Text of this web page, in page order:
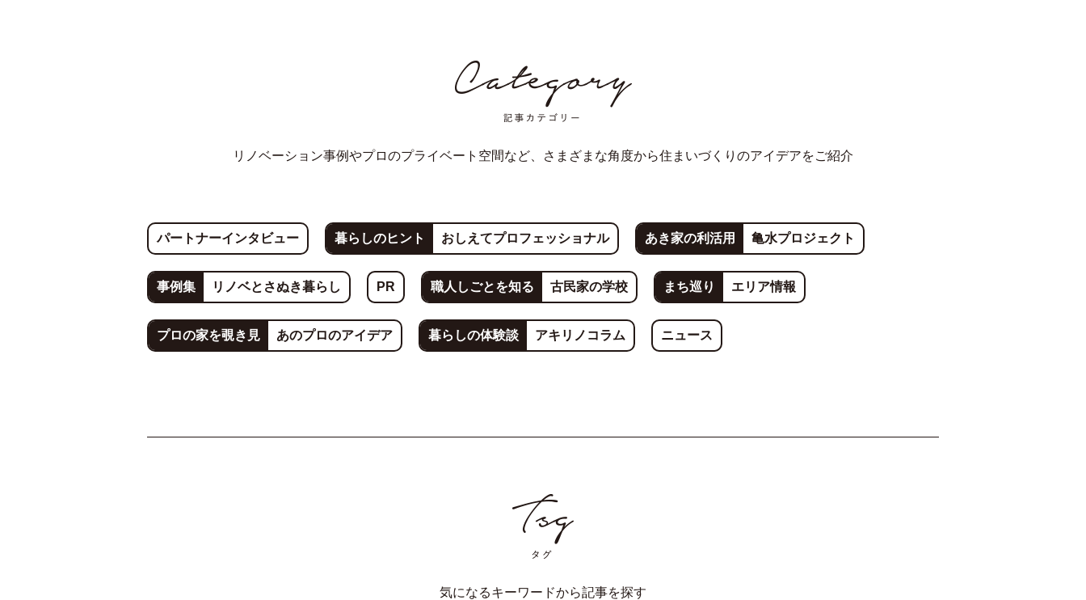
リノベーション事例やプロのプライベート空間など、さまざまな角度から住まいづくりのアイデアをご紹介
パートナーインタビュー 暮らしのヒント おしえてプロフェッショナル あき家の利活用 亀水プロジェクト
事例集 リノベとさぬき暮らし PR 職人しごとを知る 古民家の学校 まち巡り エリア情報
プロの家を覗き見 あのプロのアイデア 暮らしの体験談 アキリノコラム ニュース
気になるキーワードから記事を探す